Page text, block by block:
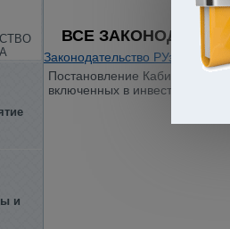
и
ВСЕ
Законодательство РУз Общие
Постановление Кабинета
включенных в